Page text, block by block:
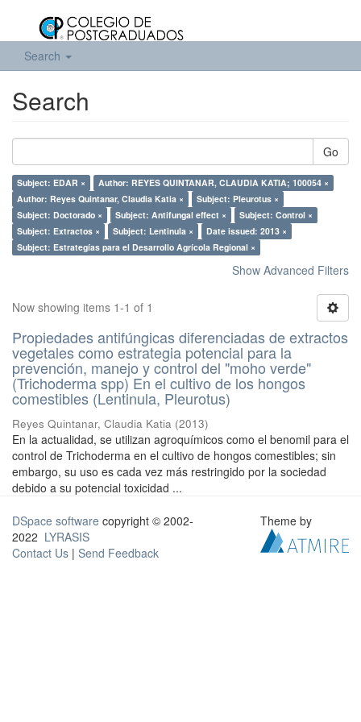
Search
Search
Go
Subject: EDAR ×
Author: REYES QUINTANAR, CLAUDIA KATIA; 100054 ×
Author: Reyes Quintanar, Claudia Katia ×
Subject: Pleurotus ×
Subject: Doctorado ×
Subject: Antifungal effect ×
Subject: Control ×
Subject: Extractos ×
Subject: Lentinula ×
Date issued: 2013 ×
Subject: Estrategías para el Desarrollo Agrícola Regional ×
Show Advanced Filters
Now showing items 1-1 of 1
Propiedades antifúngicas diferenciadas de extractos
vegetales como estrategia potencial para la
prevención, manejo y control del "moho verde"
(Trichoderma spp) En el cultivo de los hongos
comestibles (Lentinula, Pleurotus)
Reyes Quintanar, Claudia Katia (2013)
En la actualidad, se utilizan agroquímicos como el benomil para el
control de Trichoderma en el cultivo de hongos comestibles; sin
embargo, su uso es cada vez más restringido por la sociedad
debido a su potencial toxicidad ...
DSpace software copyright © 2002-
2022 LYRASIS
Contact Us | Send Feedback
Theme by